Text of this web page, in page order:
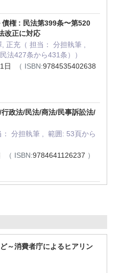
権 : 民法第399条〜第520
改正に対応
正充（ 担当： 分担執筆 ,
法427条から431条））
日
（ ISBN:9784535402638
政法/民法/商法/民事訴訟法/
分担執筆 , 範囲: 53頁から
（ ISBN:9784641126237 ）
～消費者庁によるヒアリン